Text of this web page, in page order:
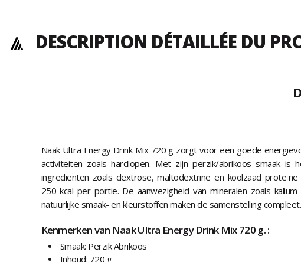
DESCRIPTION DÉTAILLÉE DU
Naak Ultra Energy Drink Mix 720 g zorgt voor een goede
activiteiten zoals hardlopen. Met zijn perzik/abrikoos smaak is
ingrediënten zoals dextrose, maltodextrine en koolzaad
250 kcal per portie. De aanwezigheid van mineralen zoals
natuurlijke smaak- en kleurstoffen maken de samenstelling compleet.
Kenmerken van Naak Ultra Energy Drink Mix 720 g. :
Smaak: Perzik Abrikoos
Inhoud: 720 g